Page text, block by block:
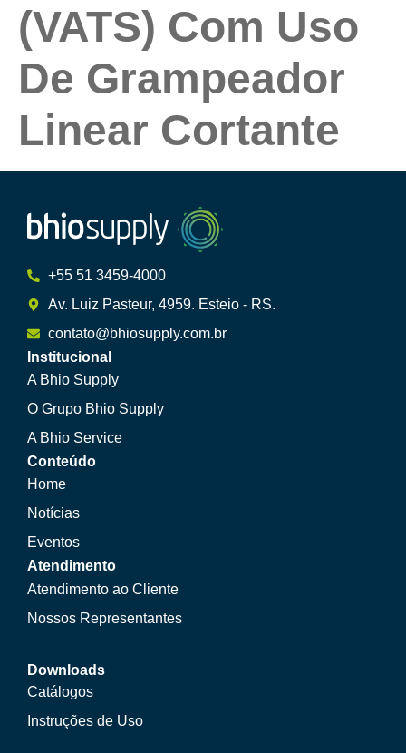
(VATS) Com Uso
De Grampeador
Linear Cortante
+55 51 3459-4000
Av. Luiz Pasteur, 4959. Esteio - RS.
contato@bhiosupply.com.br
Institucional
A Bhio Supply
O Grupo Bhio Supply
A Bhio Service
Conteúdo
Home
Notícias
Eventos
Atendimento
Atendimento ao Cliente
Nossos Representantes
Downloads
Catálogos
Instruções de Uso